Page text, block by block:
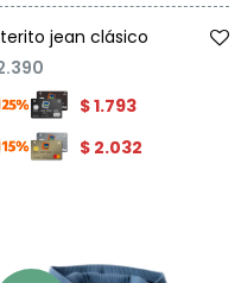
jean clásico
$1.793
$ 2.032